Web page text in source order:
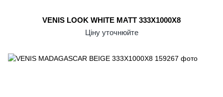
VENIS LOOK WHITE MATT 333X1000X8
Ціну уточнюйте